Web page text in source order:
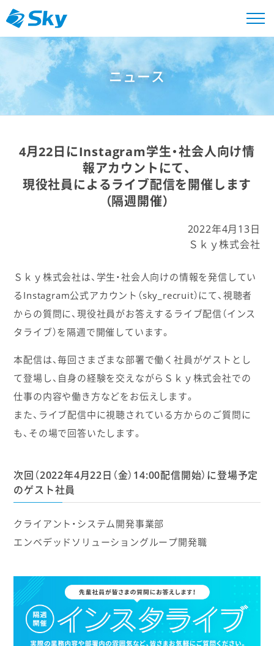
ニュース
4月22日にInstagram学生・社会人向け情
報アカウントにて、
現役社員によるライブ配信を開催します
（隔週開催）
2022年4月13日
Ｓｋｙ株式会社
Ｓｋｙ株式会社は、学生・社会人向けの情報を発信してい
るInstagram公式アカウント（sky_recruit）にて、視聴者
からの質問に、現役社員がお答えするライブ配信（インス
タライブ）を隔週で開催しています。
本配信は、毎回さまざまな部署で働く社員がゲストとし
て登場し、自身の経験を交えながらＳｋｙ株式会社での
仕事の内容や働き方などをお伝えします。
また、ライブ配信中に視聴されている方からのご質問に
も、その場で回答いたします。
次回（2022年4月22日（金）14:00配信開始）に登場予定
のゲスト社員
クライアント・システム開発事業部
エンベデッドソリューショングループ開発職